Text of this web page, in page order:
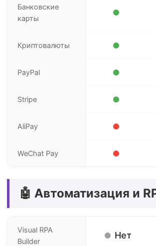
Банковские
карты
Криптовалюты
PayPal
Stripe
AliPay
WeChat Pay
🤖 Автоматизация и
Visual RPA
Builder
Нет